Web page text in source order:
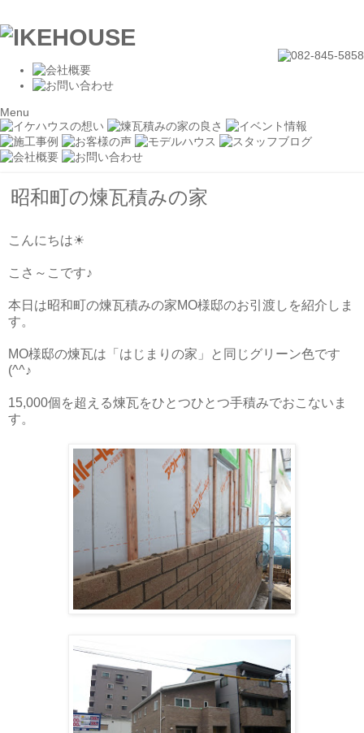
Menu
昭和町の煉瓦積みの家
こんにちは☀
こさ～こです♪
本日は昭和町の煉瓦積みの家MO様邸のお引渡しを紹介しま
す。
MO様邸の煉瓦は「はじまりの家」と同じグリーン色です
(^^♪
15,000個を超える煉瓦をひとつひとつ手積みでおこないま
す。